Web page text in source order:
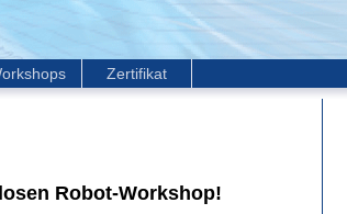
Zertifikat
Robot-Workshop!